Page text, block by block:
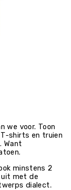
we voor. Toon
shirts en truien
Want
minstens 2
uit met de
dialect.